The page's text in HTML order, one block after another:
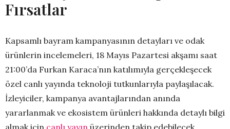
Fırsatlar
Kapsamlı bayram kampanyasının detayları ve odak
ürünlerin incelemeleri, 18 Mayıs Pazartesi akşamı saat
21:00’da Furkan Karaca’nın katılımıyla gerçekleşecek
özel canlı yayında teknoloji tutkunlarıyla paylaşılacak.
İzleyiciler, kampanya avantajlarından anında
yararlanmak ve ekosistem ürünleri hakkında detaylı bilgi